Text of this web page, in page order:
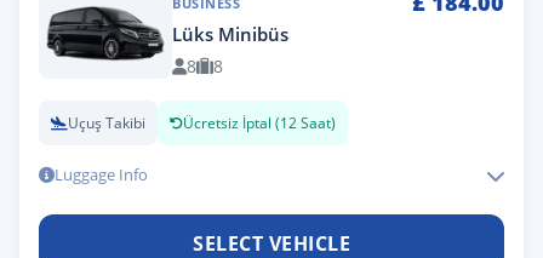
Lüks Minibüs
8 8
Uçuş Takibi Ücretsiz İptal (12 Saat)
Luggage Info
SELECT VEHICLE